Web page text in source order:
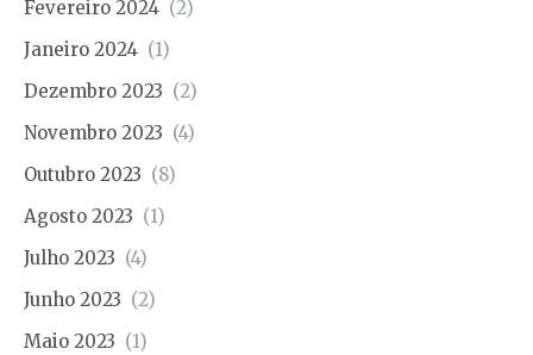
Fevereiro 2024 (2)
Janeiro 2024 (1)
Dezembro 2023 (2)
Novembro 2023 (4)
Outubro 2023 (8)
Agosto 2023 (1)
Julho 2023 (4)
Junho 2023 (2)
Maio 2023 (1)